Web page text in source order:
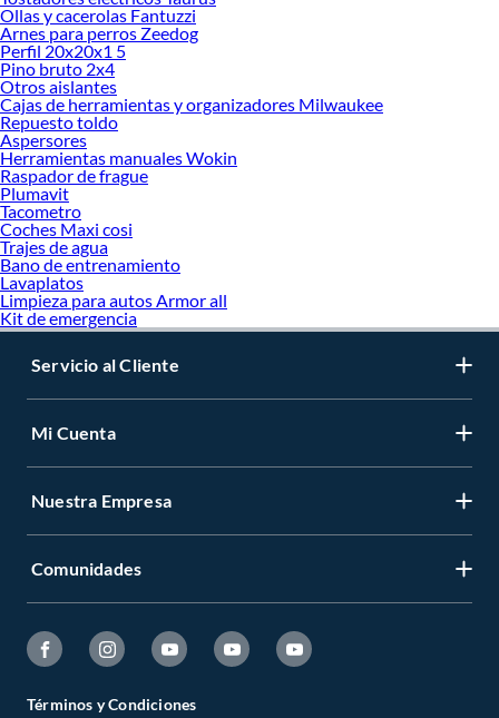
Ollas y cacerolas Fantuzzi
Arnes para perros Zeedog
Perfil 20x20x1 5
Pino bruto 2x4
Otros aislantes
Cajas de herramientas y organizadores Milwaukee
Repuesto toldo
Aspersores
Herramientas manuales Wokin
Raspador de frague
Plumavit
Tacometro
Coches Maxi cosi
Trajes de agua
Bano de entrenamiento
Lavaplatos
Limpieza para autos Armor all
Kit de emergencia
Servicio al Cliente
Mi Cuenta
Nuestra Empresa
Comunidades
Términos y Condiciones